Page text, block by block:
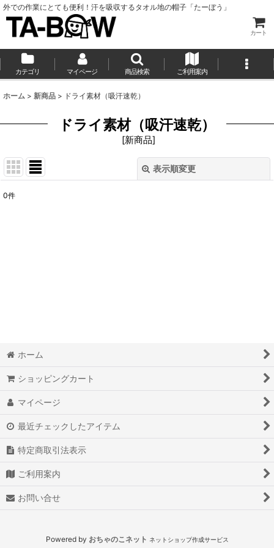
外での作業にとても便利！汗を吸収するタオル地の帽子「たーぼう」
カート
カテゴリ マイページ 商品検索 ご利用案内
ホーム > 新商品 > ドライ素材（吸汗速乾）
ドライ素材（吸汗速乾）
[新商品]
表示順変更
0件
ホーム
ショッピングカート
マイページ
最近チェックしたアイテム
特定商取引法表示
ご利用案内
お問い合せ
Powered by おちゃのこネット ネットショップ作成サービス